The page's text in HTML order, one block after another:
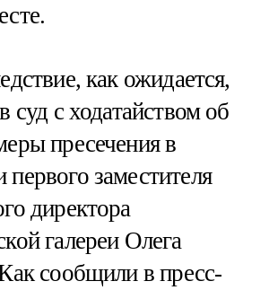
как ожидается,
суд с ходатайством об
пресечения в
заместителя
директора
галереи Олега
сообщили в пресс-